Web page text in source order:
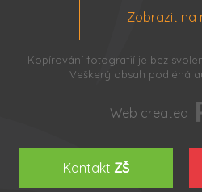
Zobrazit na
Kopírování fotografií je bez
Veškerý obsah podléhá
Web created
Kontakt ZŠ